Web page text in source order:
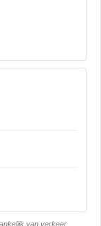
van verkeer,